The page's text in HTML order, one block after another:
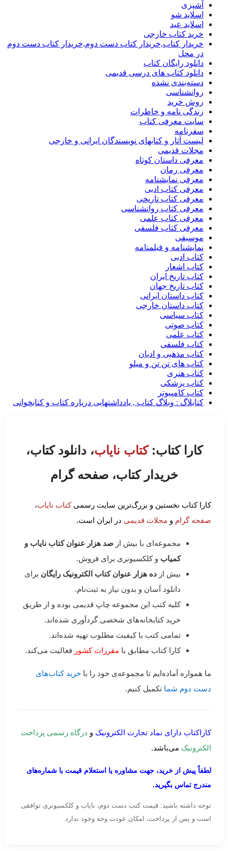
آشپزی
اسلاید شو
اسلاید عید
خرید کتاب خارجی
خریدار کتاب,خریدار کتاب دست دوم,خریدار کتاب دست دوم
در محل
دانلود رایگان کتاب
دانلود کتاب های درسی قدیمی
دسته‌بندی نشده
روانشناسی
روش خرید
زندگی نامه و خاطرات
سایت معرفی کتاب
سفرنامه
لیست آثار و کتابهای نویسندگان ایرانی و خارجی
مجلات قدیمی
معرفی داستان کوتاه
معرفی رمان
معرفی نمایشنامه
معرفی کتاب ادبی
معرفی کتاب تاریخی
معرفی کتاب روانشناسی
معرفی کتاب علمی
معرفی کتاب فلسفی
موسیقی
نمایشنامه و فیلمنامه
کتاب ادبی
کتاب اشعار
کتاب تاریخ ایران
کتاب تاریخ جهان
کتاب داستان ایرانی
کتاب داستان خارجی
کتاب سیاسی
کتاب صوتی
کتاب علمی
کتاب فلسفی
کتاب مذهبی و ادیان
کتاب های تن تن و میلو
کتاب هنری
کتاب پزشکی
کتاب کامپیوتر
کتابلاگ : وبلاگ کتاب , یادداشتهایی درباره کتاب و کتابخوانی
کارا کتاب:کتاب نایاب، دانلود کتاب،
خریدار کتاب، صفحه گرام
کارا کتاب نخستین و بزرگ‌ترین سایت رسمیکتاب نایاب،
صفحه گرام و مجلات قدیمی در ایران است.
مجموعه‌ای با بیش از صد هزار عنوان کتاب نایاب و
کمیاب و کلکسیونری برای فروش.
بیش از ده هزار عنوان کتاب الکترونیک رایگان برای
دانلود آسان و بدون نیاز به ثبت‌نام.
کلیه کتب این مجموعه چاپ قدیمی بوده و از طریق
خرید کتابخانه‌های شخصی گردآوری شده‌اند.
تمامی کتب با کیفیت مطلوب تهیه شده‌اند.
کارا کتاب مطابق با مقررات کشور فعالیت می‌کند.
ما همواره آماده‌ایم تا مجموعه‌ی خود را با خرید کتاب‌های
دست دوم شما تکمیل کنیم.
کاراکتاب دارای نماد تجارت الکترونیک و درگاه رسمی پرداخت
الکترونیک می‌باشد.
لطفاً پیش از خرید، جهت مشاوره یا استعلام قیمت با شماره‌های
مندرج تماس بگیرید.
توجه داشته باشید: قیمت کتب دست دوم، نایاب و کلکسیونری توافقی
است و پس از پرداخت، امکان عودت وجه وجود ندارد.